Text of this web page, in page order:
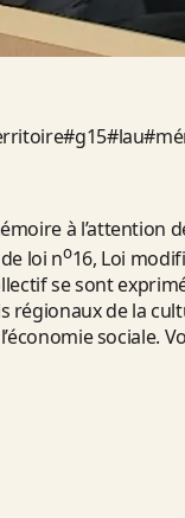
#g15#lau#
à l’attention
loi no16, Loi
se sont
régionaux de la
sociale.